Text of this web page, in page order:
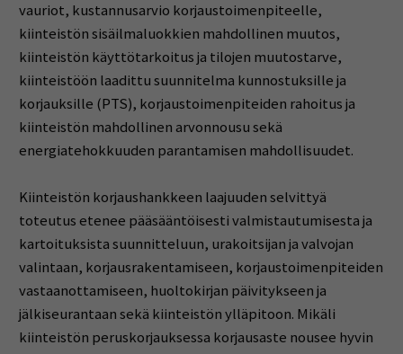
vauriot, kustannusarvio korjaustoimenpiteelle,
kiinteistön sisäilmaluokkien mahdollinen muutos,
kiinteistön käyttötarkoitus ja tilojen muutostarve,
kiinteistöön laadittu suunnitelma kunnostuksille ja
korjauksille (PTS), korjaustoimenpiteiden rahoitus ja
kiinteistön mahdollinen arvonnousu sekä
energiatehokkuuden parantamisen mahdollisuudet.
Kiinteistön korjaushankkeen laajuuden selvittyä
toteutus etenee pääsääntöisesti valmistautumisesta ja
kartoituksista suunnitteluun, urakoitsijan ja valvojan
valintaan, korjausrakentamiseen, korjaustoimenpiteiden
vastaanottamiseen, huoltokirjan päivitykseen ja
jälkiseurantaan sekä kiinteistön ylläpitoon. Mikäli
kiinteistön peruskorjauksessa korjausaste nousee hyvin